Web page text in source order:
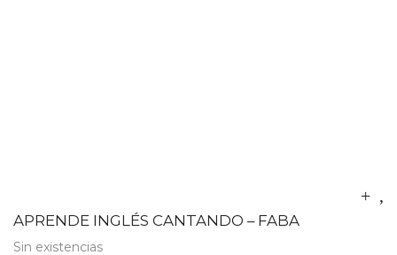
APRENDE INGLÉS CANTANDO – FABA
Sin existencias